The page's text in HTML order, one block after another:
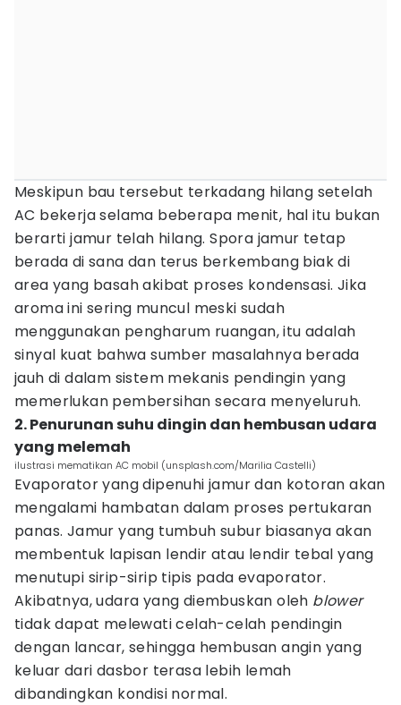
Meskipun bau tersebut terkadang hilang setelah
AC bekerja selama beberapa menit, hal itu bukan
berarti jamur telah hilang. Spora jamur tetap
berada di sana dan terus berkembang biak di
area yang basah akibat proses kondensasi. Jika
aroma ini sering muncul meski sudah
menggunakan pengharum ruangan, itu adalah
sinyal kuat bahwa sumber masalahnya berada
jauh di dalam sistem mekanis pendingin yang
memerlukan pembersihan secara menyeluruh.
2. Penurunan suhu dingin dan hembusan udara
yang melemah
ilustrasi mematikan AC mobil (unsplash.com/Marilia Castelli)
Evaporator yang dipenuhi jamur dan kotoran akan
mengalami hambatan dalam proses pertukaran
panas. Jamur yang tumbuh subur biasanya akan
membentuk lapisan lendir atau lendir tebal yang
menutupi sirip-sirip tipis pada evaporator.
Akibatnya, udara yang diembuskan oleh blower
tidak dapat melewati celah-celah pendingin
dengan lancar, sehingga hembusan angin yang
keluar dari dasbor terasa lebih lemah
dibandingkan kondisi normal.